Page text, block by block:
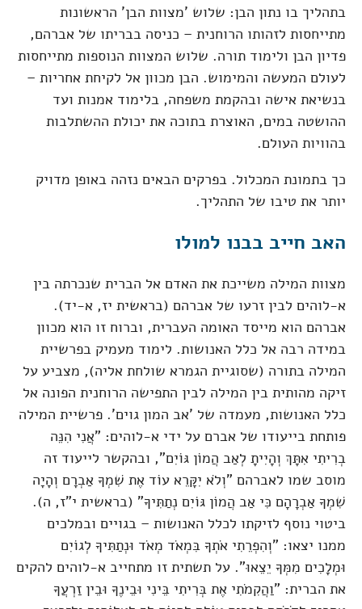
בתהליך בו נתון הבן: שלוש 'מצוות הבן' הראשונות
מתייחסות לזהותו הרוחנית – כניסה בבריתו של אברהם,
פדיון הבן ולימוד תורה. שלוש המצוות הנוספות מתייחסות
לעולם המעשה והמימוש. הבן מכוון אל לקיחת אחריות –
בנשיאת אישה ובהקמת משפחה, בלימוד אמנות ועד
ההושטה במים, האוצרת בתוכה את יכולת ההשתלבות
בהוויות העולם.
כך בתמונת המכלול. בפרקים הבאים נזהה באופן מדויק
יותר את טיבו של התהליך.
האב חייב בבנו למולו
מצוות המילה משייכת את האדם אל הברית שנכרתה בין
א-לוהים לבין זרעו של אברהם (בראשית יז, א-יד).
אברהם הוא מייסד האומה העברית, וברוח זו הוא מכוון
במידה רבה אל כלל האנושות. לימוד מעמיק בפרשיית
המילה בתורה (שסוגיית הגמרא שולחת אליה), מצביע על
זיקה מהותית בין המילה לבין התפישה הרוחנית הפונה אל
כלל האנושות, מעמדה של 'אב המון גוים'. פרשיית המילה
פותחת בייעודו של אברם על ידי א-לוהים: "אֲנִי הִנֵּה
בְרִיתִי אִתָּךְ וְהָיִיתָ לְאַב הֲמוֹן גּוֹיִם", ובהקשר לייעוד זה
מוסב שמו לאברהם "וְלֹא יִקָּרֵא עוֹד אֶת שִׁמְךָ אַבְרָם וְהָיָה
שִׁמְךָ אַבְרָהָם כִּי אַב הֲמוֹן גּוֹיִם נְתַתִּיךָ" (בראשית י"ז, ה).
ביטוי נוסף לזיקתו לכלל האנושות – בגויים ובמלכים
ממנו יצאו: "וְהִפְרֵתִי אֹתְךָ בִּמְאֹד מְאֹד וּנְתַתִּיךָ לְגוֹיִם
וּמְלָכִים מִמְּךָ יֵצֵאוּ". על תשתית זו מתחייב א-לוהים להקים
את הברית: "וַהֲקִמֹתִי אֶת בְּרִיתִי בֵּינִי וּבֵינֶךָ וּבֵין זַרְעֲךָ